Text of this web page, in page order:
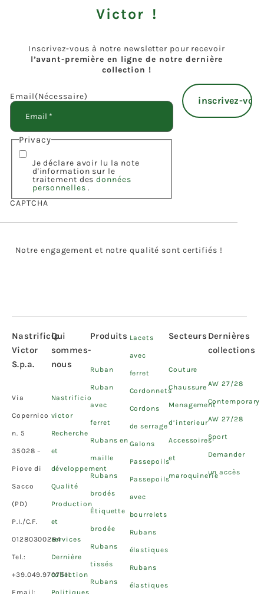
Victor !
Inscrivez-vous à notre newsletter pour recevoir
l’avant-première en ligne de notre dernière
collection !
Email(Nécessaire)
Privacy
Je déclare avoir lu la note
d'information sur le
traitement desdonnées
personnelles.
CAPTCHA
Notre engagement et notre qualité sont certifiés !
Nastrificio
Victor
S.p.a.
Via
Copernico
n. 5
35028 –
Piove di
Sacco
(PD)
P.I./C.F.
01280300284
Tel.:
+39.049.9707511
Qui
sommes-
nous
Nastrificio
victor
Recherche
et
développement
Qualité
Production
et
services
Dernière
collection
Produits
Ruban
Ruban
avec
ferret
Rubans en
maille
Rubans
brodés
Étiquette
brodée
Rubans
tissés
Rubans
Lacets
avec
ferret
Cordonnets
Cordons
de serrage
Galons
Passepoils
Passepoils
avec
bourrelets
Rubans
élastiques
Rubans
élastiques
Secteurs
Couture
Chaussure
Menagement
d’interieur
Accessoires
et
maroquinerie
Dernières
collections
AW 27/28
Contemporary
AW 27/28
Sport
Demander
un accès